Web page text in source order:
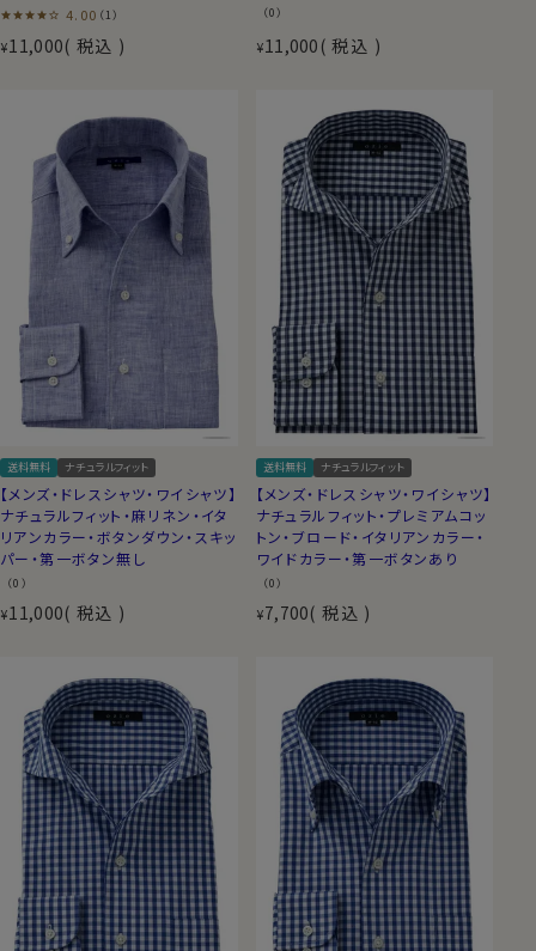
4.00 （1）
¥11,000 税込
（0）
¥11,000 税込
送料無料 ナチュラルフィット
【メンズ・ドレスシャツ・ワイシャツ】
ナチュラルフィット・麻リネン・イタ
リアンカラー・ボタンダウン・スキッ
パー・第一ボタン無し
（0）
¥11,000 税込
送料無料 ナチュラルフィット
【メンズ・ドレスシャツ・ワイシャツ】
ナチュラルフィット・プレミアムコッ
トン・ブロード・イタリアンカラー・
ワイドカラー・第一ボタンあり
（0）
¥7,700 税込